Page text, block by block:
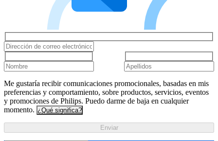
Me gustaría recibir comunicaciones promocionales, basadas en mis
preferencias y comportamiento, sobre productos, servicios, eventos
y promociones de Philips. Puedo darme de baja en cualquier
momento. ¿Qué significa?
Enviar